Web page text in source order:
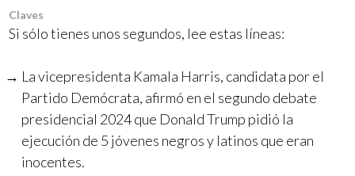
Claves
Si sólo tienes unos segundos, lee estas líneas:
La vicepresidenta Kamala Harris, candidata por el
Partido Demócrata, afirmó en el segundo debate
presidencial 2024 que Donald Trump pidió la
ejecución de 5 jóvenes negros y latinos que eran
inocentes.